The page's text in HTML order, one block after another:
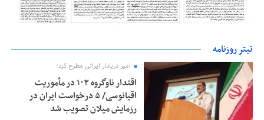
تیتر روزنامه
امیر دریادار ایرانی مطرح کرد؛
اقتدار ناوگروه ۱۰۳ در مأموریت‌
اقیانوسی/ ۵ درخواست ایران در
رزمایش میلان تصویب شد